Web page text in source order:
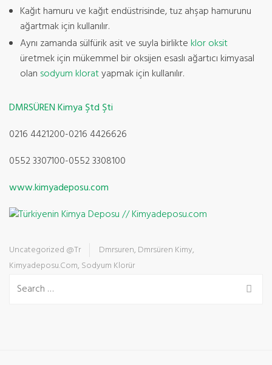
Kağıt hamuru ve kağıt endüstrisinde, tuz ahşap hamurunu
ağartmak için kullanılır.
Aynı zamanda sülfürik asit ve suyla birlikteklor oksit
üretmek için mükemmel bir oksijen esaslı ağartıcı kimyasal
olan sodyum kloratyapmak için kullanılır.
DMRSÜREN Kimya Ştd Şti
0216 4421200-0216 4426626
0552 3307100-0552 3308100
www.kimyadeposu.com
Uncategorized @tr Dmrsuren, Dmrsüren Kimy,
Kimyadeposu.com, Sodyum Klorür